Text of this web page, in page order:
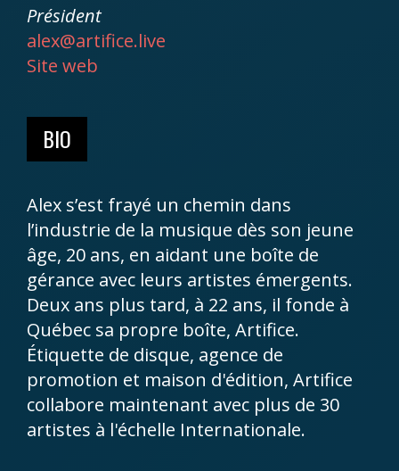
Président
alex@artifice.live
Site web
BIO
Alex s’est frayé un chemin dans
l’industrie de la musique dès son jeune
âge, 20 ans, en aidant une boîte de
gérance avec leurs artistes émergents.
Deux ans plus tard, à 22 ans, il fonde à
Québec sa propre boîte, Artifice.
Étiquette de disque, agence de
promotion et maison d'édition, Artifice
collabore maintenant avec plus de 30
artistes à l'échelle Internationale.